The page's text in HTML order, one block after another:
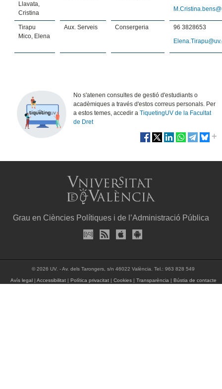
Llavata,
Cristina
Tirapu
Mico, Elena
Aux. Serveis Consergeria
96 3828653
No s'atenen consultes de gestió d'estudiants o
acadèmiques a través d'estos correus personals. Per
a estos temes, accedir a TiquetingUV de la Facultat
de Dret
Grau en Ciències Polítiques i de l’Administració Pública
© 2026 UV. - Av. dels Tarongers, s/n 46022 València. Tel.: 963 828 549
Avís legal| Accessibilitat| Política privacitat| Cookies| Transparència | Bústia de contacte